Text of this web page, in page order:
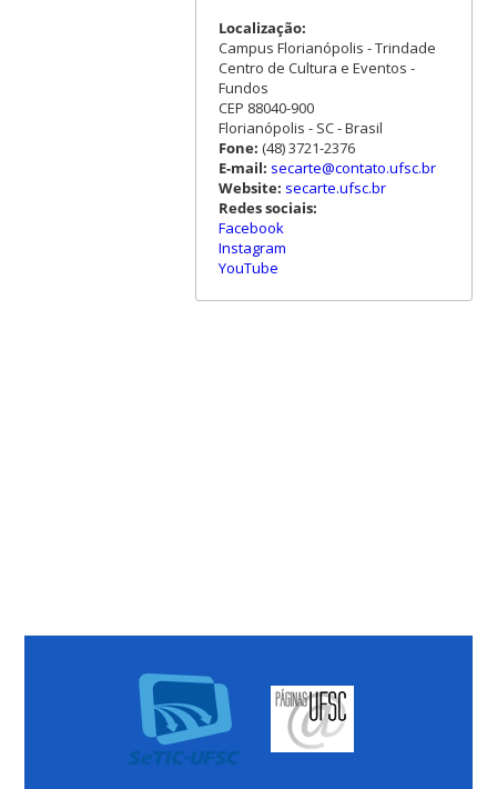
Localização:
Campus Florianópolis - Trindade
Centro de Cultura e Eventos -
Fundos
CEP 88040-900
Florianópolis - SC - Brasil
Fone: (48) 3721-2376
E-mail: secarte@contato.ufsc.br
Website: secarte.ufsc.br
Redes sociais:
Facebook
Instagram
YouTube